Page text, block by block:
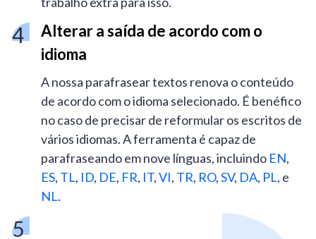
Alterar a saída de acordo com o
idioma
A nossa parafrasear textos renova o conteúdo
de acordo com o idioma selecionado. É benéfico
no caso de precisar de reformular os escritos de
vários idiomas. A ferramenta é capaz de
parafraseando em nove línguas, incluindo EN,
ES, TL, ID, DE, FR, IT,VI, TR, RO,SV, DA, PL, e
NL.